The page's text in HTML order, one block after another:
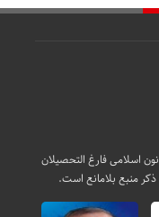
اسلامی فارغ التحصیلان
منبع بلامانع است.